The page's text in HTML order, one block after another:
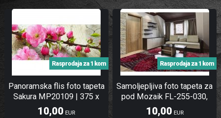
Panoramska flis foto tapeta
Sakura MP20109 | 375 x
150 cm
Rasprodaja za 1 kom
10,00 EUR
Samoljepljiva foto tapeta za
pod Mozaik FL-255-030,
255x170 cm
Rasprodaja za 1 kom
10,00 EUR